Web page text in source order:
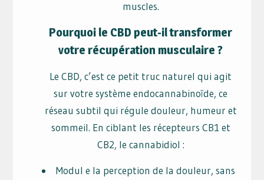
muscles.
Pourquoi le CBD peut-il transformer
votre récupération musculaire ?
Le CBD, c’est ce petit truc naturel qui agit
sur votre système endocannabinoïde, ce
réseau subtil qui régule douleur, humeur et
sommeil. En ciblant les récepteurs CB1 et
CB2, le cannabidiol :
Modul e la perception de la douleur, sans